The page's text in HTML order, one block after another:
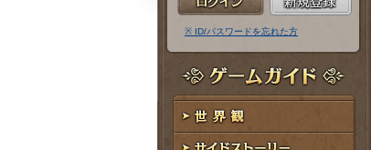
ル
ア
ド
レ
ス
ス
ー
ド
※ ID/パスワードを忘れた方
ゲームガイド
世界観